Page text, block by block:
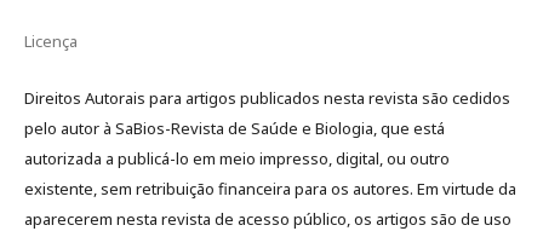
Licença
Direitos Autorais para artigos publicados nesta revista são cedidos
pelo autor à SaBios-Revista de Saúde e Biologia, que está
autorizada a publicá-lo em meio impresso, digital, ou outro
existente, sem retribuição financeira para os autores. Em virtude da
aparecerem nesta revista de acesso público, os artigos são de uso